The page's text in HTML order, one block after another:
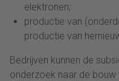
elektronen;
productie van
productie van
Bedrijven kunnen de
onderzoek naar de